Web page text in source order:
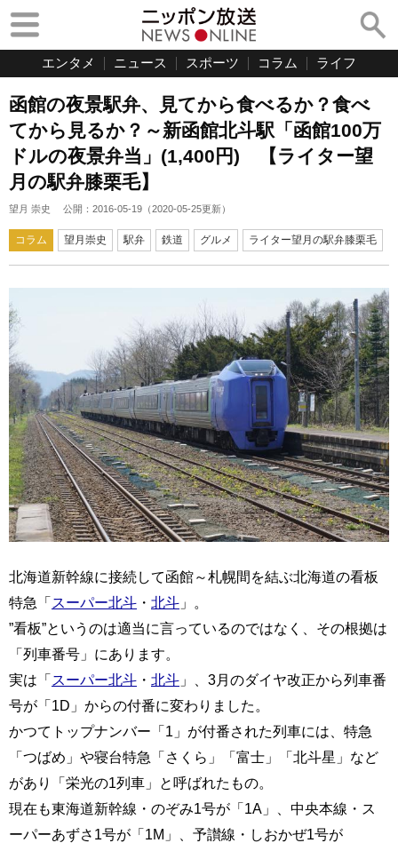
エンタメ ニュース スポーツ コラム ライフ
函館の夜景駅弁、見てから食べるか？食べ
てから見るか？～新函館北斗駅「函館100万
ドルの夜景弁当」(1,400円) 【ライター望
月の駅弁膝栗毛】
望月 崇史 公開： 2016-05-19 （2020-05-25更新）
コラム 望月崇史 駅弁 鉄道 グルメ ライター望月の駅弁膝栗毛
北海道新幹線に接続して函館～札幌間を結ぶ北海道の看板
特急「スーパー北斗 ・ 北斗 」。
”看板”というのは適当に言っているのではなく、その根拠は
「列車番号」にあります。
実は「スーパー北斗 ・ 北斗 」、3月のダイヤ改正から列車番
号が「1D」からの付番に変わりました。
かつてトップナンバー「1」が付番された列車には、特急
「つばめ」や寝台特急「さくら」「富士」「北斗星」など
があり「栄光の1列車」と呼ばれたもの。
現在も東海道新幹線・のぞみ1号が「1A」、中央本線・ス
ーパーあずさ1号が「1M」、予讃線・しおかぜ1号が